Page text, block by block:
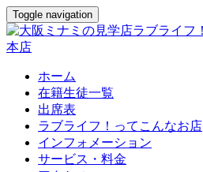
Toggle navigation
ホーム
在籍生徒一覧
出席表
ラブライフ！ってこんなお店
インフォメーション
サービス・料金